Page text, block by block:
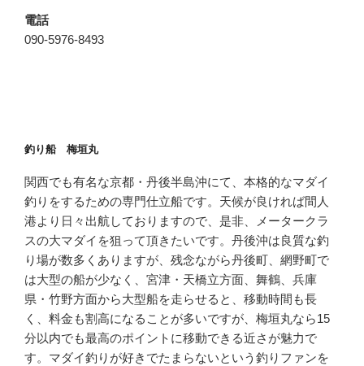
電話
090-5976-8493
釣り船 梅垣丸
関西でも有名な京都・丹後半島沖にて、本格的なマダイ
釣りをするための専門仕立船です。天候が良ければ間人
港より日々出航しておりますので、是非、メータークラ
スの大マダイを狙って頂きたいです。丹後沖は良質な釣
り場が数多くありますが、残念ながら丹後町、網野町で
は大型の船が少なく、宮津・天橋立方面、舞鶴、兵庫
県・竹野方面から大型船を走らせると、移動時間も長
く、料金も割高になることが多いですが、梅垣丸なら15
分以内でも最高のポイントに移動できる近さが魅力で
す。マダイ釣りが好きでたまらないという釣りファンを